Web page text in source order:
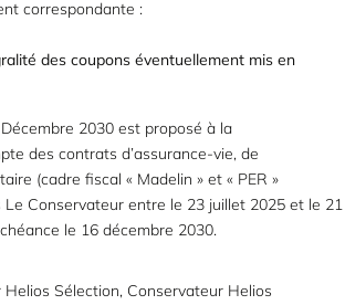
correspondante :
des coupons éventuellement mis en
2030 est proposé à la
des contrats d’assurance-vie, de
(cadre fiscal « Madelin » et « PER »
Conservateur entre le 23 juillet 2025 et le 21
le 16 décembre 2030.
Sélection, Conservateur Helios